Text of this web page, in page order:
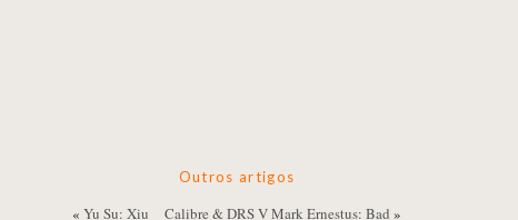
Outros artigos
« Yu Su: Xiu Calibre & DRS V Mark Ernestus: Bad »